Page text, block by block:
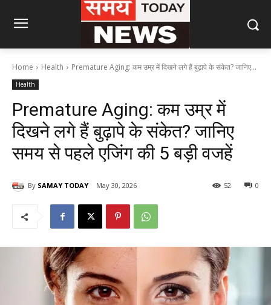
Home Health Premature Aging: कम उम्र में दिखने लगे हैं बुढ़ापे के संकेत? जानिए...
Health
Premature Aging: कम उम्र में
दिखने लगे हैं बुढ़ापे के संकेत? जानिए
समय से पहले एजिंग की 5 बड़ी वजहें
By SAMAY TODAY May 30, 2026 0
52